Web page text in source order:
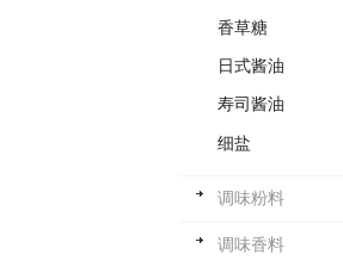
香草糖
日式酱油
寿司酱油
细盐
调味粉料
调味香料